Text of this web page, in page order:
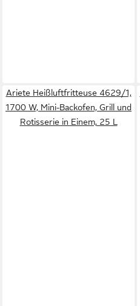
Ariete Heißluftfritteuse 4629/1,
1700 W, Mini-Backofen, Grill und
Rotisserie in Einem, 25 L